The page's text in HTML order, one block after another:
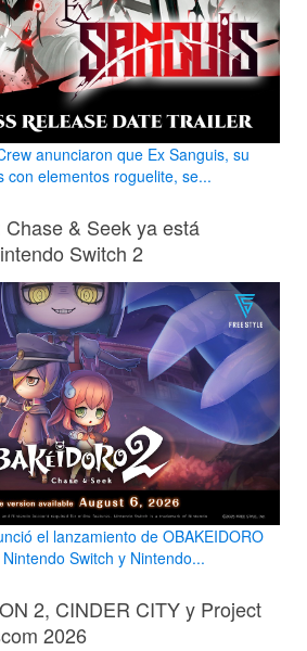
anunciaron que Ex Sanguis, su
con elementos roguelite, se...
& Seek ya está
Switch 2
el lanzamiento de OBAKEIDORO
Switch y Nintendo...
2, CINDER CITY y Project
2026